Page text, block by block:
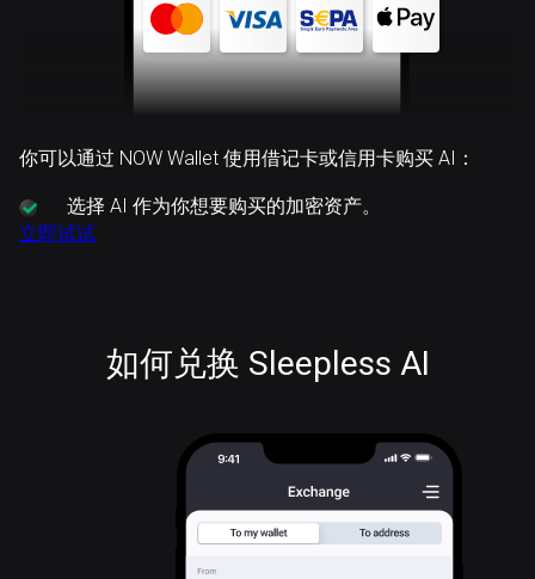
你可以通过 NOW Wallet 使用借记卡或信用卡购买 AI：
选择 AI 作为你想要购买的加密资产。
立即试试
如何兑换 Sleepless AI